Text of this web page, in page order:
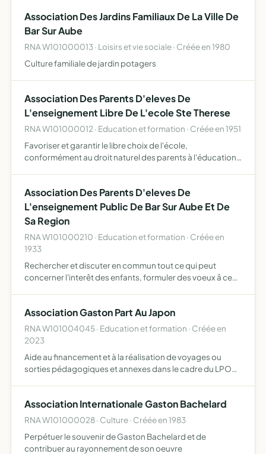
Association Des Jardins Familiaux De La Ville De
Bar Sur Aube
RNA W101000013 · Loisirs et vie sociale · Créée en 1980
Culture familiale de jardin potagers
Association Des Parents D'eleves De
L'enseignement Libre De L'ecole Ste Therese
RNA W101000012 · Education et formation · Créée en 1951
Favoriser et garantir le libre choix de l'école,
conformément au droit naturel des parents à l'éducation
catholiq…
Association Des Parents D'eleves De
L'enseignement Public De Bar Sur Aube Et De
Sa Region
RNA W101000210 · Education et formation · Créée en
1933
Rechercher et discuter en commun tout ce qui peut
concerner l'interêt des enfants, formuler des voeux â ce
Association Gaston Part Au Japon
RNA W101004045 · Education et formation · Créée en
2023
Aide au financement et à la réalisation de voyages ou
sorties pédagogiques et annexes dans le cadre du LPO
Association Internationale Gaston Bachelard
RNA W101000028 · Culture · Créée en 1983
Perpétuer le souvenir de Gaston Bachelard et de
contribuer au rayonnement de son oeuvre